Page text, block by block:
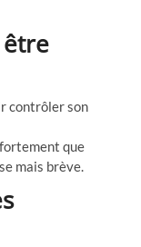
être
contrôler son
que
mais brève.